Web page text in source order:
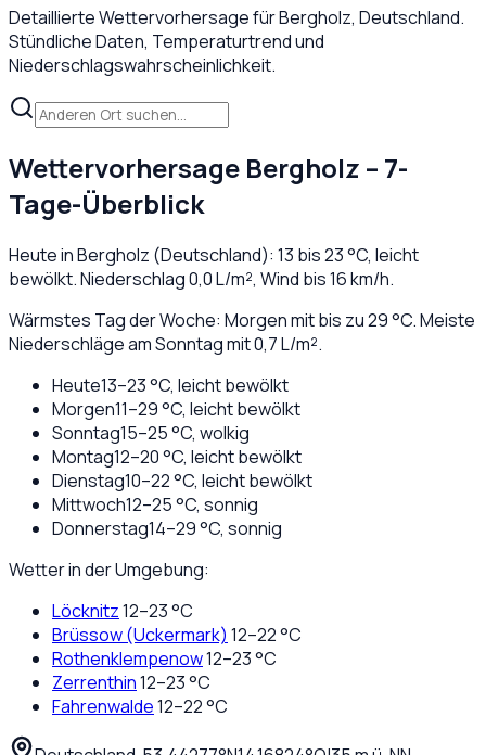
Detaillierte Wettervorhersage fürBergholz, Deutschland.
Stündliche Daten, Temperaturtrend und
Niederschlagswahrscheinlichkeit.
Wettervorhersage Bergholz – 7-
Tage-Überblick
Heute inBergholz (Deutschland): 13 bis23°C, leicht
bewölkt. Niederschlag0,0L/m², Wind bis16km/h.
Wärmstes Tag der Woche: Morgen mit bis zu 29 °C. Meiste
Niederschläge am Sonntag mit 0,7 L/m².
Heute13–23°C, leicht bewölkt
Morgen11–29°C, leicht bewölkt
Sonntag15–25°C, wolkig
Montag12–20°C, leicht bewölkt
Dienstag10–22°C, leicht bewölkt
Mittwoch12–25°C, sonnig
Donnerstag14–29°C, sonnig
Wetter in der Umgebung:
Löcknitz12–23°C
Brüssow (Uckermark) 12–22°C
Rothenklempenow12–23°C
Zerrenthin12–23°C
Fahrenwalde12–22°C